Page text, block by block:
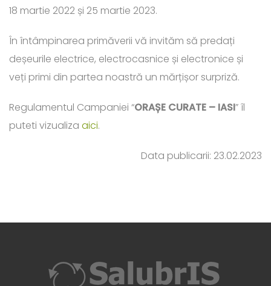
18 martie 2022 și 25 martie 2023.
În întâmpinarea primăverii vă invităm să predați
deșeurile electrice, electrocasnice și electronice și
veți primi din partea noastră un mărțișor surpriză.
Regulamentul Campaniei “ORAȘE CURATE – IASI” îl
puteti vizualiza aici.
Data publicarii: 23.02.2023